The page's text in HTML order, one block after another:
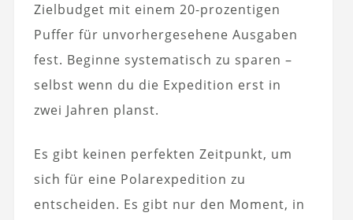
Zielbudget mit einem 20-prozentigen
Puffer für unvorhergesehene Ausgaben
fest. Beginne systematisch zu sparen –
selbst wenn du die Expedition erst in
zwei Jahren planst.
Es gibt keinen perfekten Zeitpunkt, um
sich für eine Polarexpedition zu
entscheiden. Es gibt nur den Moment, in